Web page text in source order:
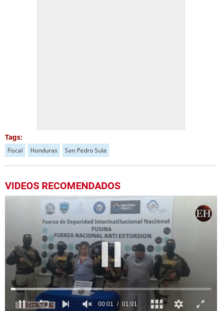
Tags:
Fiscal Honduras San Pedro Sula
VIDEOS RECOMENDADOS